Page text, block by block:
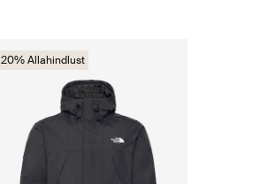
20% Allahindlust